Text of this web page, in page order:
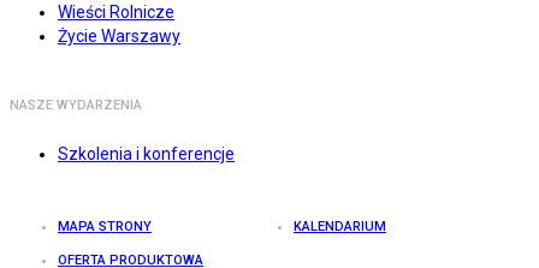
Wieści Rolnicze
Życie Warszawy
NASZE WYDARZENIA
Szkolenia i konferencje
MAPA STRONY KALENDARIUM
OFERTA PRODUKTOWA